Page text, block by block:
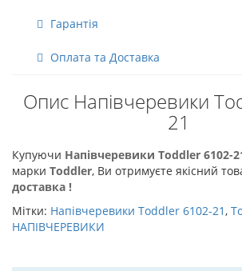
Гарантія
Оплата та Доставка
Опис Напівчеревики
21
Купуючи Напівчеревики Toddler 6102-
марки Toddler, Ви отримуєте якісний
доставка !
Мітки: Напівчеревики Toddler 6102-21,
НАПІВЧЕРЕВИКИ